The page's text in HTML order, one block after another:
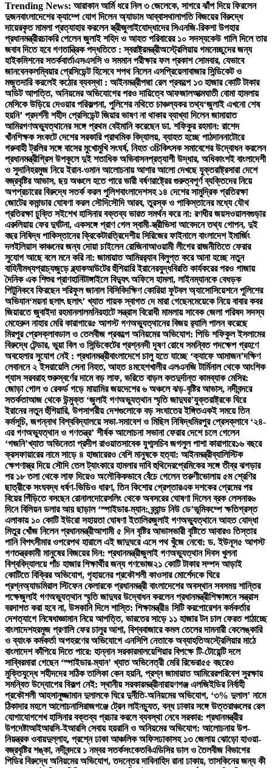
Trending News: আরাকান আর্মি ধরে নিল ৩ জেলেকে, সাগরে ঝাঁপ দিয়ে ফিরলেন
দুজনবাংলাদেশের ক্যাম্পে যোগ দিলেন অ্যাডাম আব্বাসথালাপতি বিজয়ের বিরুদ্ধে
দায়েরকৃত মামলা প্রত্যাহার করলেন স্ত্রীজুলাইযোদ্ধাদের সিএনজি-রিকশা উপহার
প্রধানমন্ত্রীরচাকরি পেলেন জুলাই শহিদ ও আহত পরিবারের ১০ সদস্যকেউ গালি দিলে তার
জবাব দিতে হবে গণতান্ত্রিক পদ্ধতিতে : স্বরাষ্ট্রমন্ত্রীঅস্ট্রেলিয়ায় গমনেচ্ছুদের জন্য
হাইকমিশনের সতর্কবার্তাএসএসসি ও সমমান পরীক্ষার ফল প্রকাশ সোমবার, যেভাবে
জানবেনকলম্বিয়ার প্রেসিডেন্ট হিসেবে শপথ নিলেন এসপ্রিয়েলাবাজার সিন্ডিকেট ও
মজুতদারি করলেই কঠোর ব্যবস্থা : আইনমন্ত্রীপদ্মা রেল প্রকল্পে ১৩ হাজার কোটি টাকার
অডিট আপত্তি, অনিয়মের অভিযোগের পরও দায়িত্বে আফজালআত্মঘাতী বোমা হামলায়
মেসিকে উড়িয়ে দেওয়ার পরিকল্পনা, পুলিশের নথিতে চাঞ্চল্যকর তথ্য‘জুলাই এখনো শেষ
হয়নি’ প্রদর্শনী শহীদ প্রেসিডেন্ট জিয়ার ভাষণ না থাকার ব্যাখ্যা দিলেন জামায়াত
আমিরগণঅভ্যুত্থানের সঙ্গে প্রথম বেইমানি করেছেন ডা. শফিকুর রহমান: রাশেদ
খাঁনশিক্ষক সংকটে দেশের সরকারি প্রাথমিক বিদ্যালয়, ব্যাহত হচ্ছে পাঠদাননাটোরে
গরুবাহী ট্রলির সঙ্গে বাসের মুখোমুখি সংঘর্ষ, নিহত ৩চিকিৎসক সমাবেশের উদ্বোধন করলেন
প্রধানমন্ত্রীগ্রিস উপকূলে দুই শতাধিক অভিবাসনপ্রত্যাশী উদ্ধার, অধিকাংশই বাংলাদেশী
ও সুদানিহরমুজ নিয়ে ইরান-ওমান আলোচনায় আশার আলো দেখছে যুক্তরাষ্ট্রসারা দেশে
বজ্রবৃষ্টির আভাস, ছয় অঞ্চলে হতে পারে ভারী বর্ষণরাষ্ট্রের গুরুত্বপূর্ণ ব্যক্তিদের নিয়ে
অপপ্রচারের বিরুদ্ধে সতর্ক করল পুলিশবাংলাদেশসহ ১৪ দেশের সামুদ্রিক প্রতিরক্ষা
জোটের কমান্ডার ঘোষণা করল সৌদিসৌদি আরব, তুরস্ক ও পাকিস্তানের মধ্যে যৌথ
প্রতিরক্ষা চুক্তি সইশেখ হাসিনার বক্তব্য ভারত সমর্থন করে না: রণধীর জয়সওয়ালবগুড়ার
এরুলিয়ায় ফের দুর্ঘটনা, একসঙ্গে প্রাণ গেল স্বামী-স্ত্রীভিসা আবেদনে তথ্য গোপন, দুই
বছর নিষিদ্ধ পাকিস্তানের ক্রিকেটারত্রিদেশীয় সিরিজের ফাইনালে বাংলাদেশ ইমার্জিং
দলইলিয়াস কাঞ্চনের জন্য দোয়া চাইলেন রোজিনাআওয়ামী লীগের রাজনীতিতে ফেরার
সুযোগ আছে বলে মনে করি না: জামায়াত আমিরর‍্যাব বিলুপ্ত করে আনা হচ্ছে নতুন
বাহিনীমধ্যপ্রাচ্যজুড়ে ব্ল্যাকআউটের হুঁশিয়ারি ইরানেরযুদ্ধবিরতি কার্যকরের পরও গাজায়
দৈনিক এক শিশুর প্রাণহানিটাঙ্গাইলে বিদ্যুৎ অফিসে হামলা, লাইনম্যানকে বেধড়ক
পিটুনিকবে ফিরছেন শরিফুল জানাল বিসিবিদক্ষিণ কোরিয়া ফুটবল অ্যাসোসিয়েশনে পুলিশের
অভিযান‘ময়না ছলাৎ ছলাৎ’ খ্যাত গায়ক স্বাগত দে মারা গেছেনমেয়েকে নিয়ে বাবার কবর
জিয়ারতে জুবাইদা রহমানলালমনিরহাটে সন্ত্রাস বিরোধী মামলায় সাবেক জেলা পরিষদ সদস্য
মেহেরুন নাহার মেরি কারাগারে৫ আগস্ট গণঅভ্যুত্থানের বিজয় র‍্যালি পালন করেছে
মিরপুর প্রেসক্লাবডাল ও তেলবীজ প্রকল্পে অনিয়মের অভিযোগ: পিডি শফিকুল ইসলামের
বিরুদ্ধে টেন্ডার, ভুয়া বিল ও সিন্ডিকেটের প্রশ্ননদী দূষণ রোধে সমন্বিত পদক্ষেপ গ্রহণে
অবহেলার সুযোগ নেই : প্রধানমন্ত্রীবাংলাদেশে চালু হতে যাচ্ছে ‘ক্যাফে আমাজন’দক্ষিণ
লেবাননে ২ ইসরায়েলি সেনা নিহত, আহত ৪মহেশখালীর এলএনজি টার্মিনাল থেকে আংশিক
গ্যাস সরবরাহ শুরুস্বর্ণের দামে বড় লাফ, ভরিতে বাড়ল কতদুর্দান্ত কামব্যাক মেসির:
জোড়া গোল ও রেকর্ড গড়ে মায়ামির জয়দেশের ৬ অঞ্চলে ঝড়-বৃষ্টির আভাস, নদীবন্দরে
সতর্কতাআজ থেকে উন্মুক্ত ‘জুলাই গণঅভ্যুত্থান স্মৃতি জাদুঘর’যুক্তরাষ্ট্রকে ঘিরে
ইরানের নতুন হুঁশিয়ারি, উপসাগরীয় দেশগুলোকে বড় সংঘাতের ইঙ্গিতএকই সময়ে তিন
কর্মসূচি, জগন্নাথ বিশ্ববিদ্যালয়ে সভা-সমাবেশ ও মিছিল নিষিদ্ধমিরপুর প্রেসক্লাবে ‘২৪-
এর গণঅভ্যুত্থান ও গণতন্ত্র’ শীর্ষক আলোচনা সভানা ফেরার দেশে চলে গেলেন
‘গজনি’খ্যাত অভিনেতা প্রদীপ রাওয়াতসাবেক যুগ্মসচিব জগলুল পাশা কারাগারে১৬ বছরে
ক্রসফায়ারের নামে সাড়ে ৪ হাজারেরও বেশি মানুষকে হত্যা: আইনমন্ত্রীব্যালিস্টিক
ক্ষেপণাস্ত্র দিয়ে সৌদি তেল ট্যাংকারে হামলার দাবি হুথিদেরপ্রেমিকের সঙ্গে তীব্র ঝগড়ার
পর ১৮ তলা থেকে লাফ দিয়েও অলৌকিকভাবে বেঁচে গেলেন তরুণীভোলায় ৫ম শ্রেণির
ছাত্রীকে সংঘবদ্ধ ধর্ষণ-ভিডিও ধারণ, তিন কিশোর গ্রেপ্তারএক দশকের প্রেমের পর
বিয়ের পিঁড়িতে বসছেন রোনালদোরেসলিং থেকে অবসরের ঘোষণা দিলেন ব্রক লেসনার৬
দিনে বিলিয়ন ডলার আয় ছাড়াল ‘স্পাইডার-ম্যান: ব্র্যান্ড নিউ ডে’ভূমিকম্পে ক্ষতিগ্রস্ত
এলাকায় ১০ কোটি ইউরো সহায়তা ঘোষণা ইতালিরজুলাই গণঅভ্যুত্থানে আহত যোদ্ধা
মিতুর খোঁজ নিলেন প্রধানমন্ত্রীআগামী ৫ দিন বৃষ্টির আভাসভারী বৃষ্টিতে আবারও তিস্তার
পানি বিপৎসীমার ওপরেপথ হারালে এই জাদুঘরে এসে পথ খুঁজে নেবো: ড. ইউনূস৫ আগস্ট
গণতন্ত্রকামী মানুষের বিজয়ের দিন: প্রধানমন্ত্রীজুলাই গণঅভ্যুত্থান দিবস খুলনা
বিশ্ববিদ্যালয়ে পাঁচ হাজার শিক্ষার্থীর জন্য গণভোজ২১ কোটি টাকার সম্পদ আড়াই
কোটিতে বিক্রির অভিযোগ, গৃহায়নের প্রকৌশলী কাওসার মোর্শেদকে ঘিরে
প্রশ্নঅ্যাডমিরাল স্টিফেন কেলারকে প্রধানমন্ত্রী বাংলাদেশের অবস্থান সবসময় শান্তির
পক্ষেজুলাই গণঅভ্যুত্থান স্মৃতি জাদুঘর উদ্বোধন করলেন প্রধানমন্ত্রীশিক্ষাঙ্গনে সন্ত্রাস
বরদাশত করা হবে না, উসকানি দিলে শাস্তি: শিক্ষামন্ত্রী৪ সিটি করপোরেশন কর্মকর্তার
দেশত্যাগে নিষেধাজ্ঞামান নিয়ে আপত্তি, ভারতের সাড়ে ১১ হাজার টন চাল ফেরত পাঠাচ্ছে
বাংলাদেশহরমুজ প্রণালি ফের চালুর আশা, বিশ্ববাজারে কমল তেলের দামনারী কেলেঙ্কারি
ও ব্যাংক কর্মকর্তা অপহরণের অভিযোগে এনসিপি নেতাকে অব্যাহতিঅস্ট্রেলিয়ার মাঠে
বাংলাদেশ কাঁপিয়ে দিতে পারে: হান্নান সরকারমালয়েশিয়ার বিপক্ষে টি-টোয়েন্টি দলে
সাব্বিরমারা গেছেন ‘স্পাইডার-ম্যান’ খ্যাত অভিনেত্রী মেরি রিভেরা৫৫ বছরেও
মুক্তিযুদ্ধে শহীদদের সঠিক তালিকা কেন হয়নি, প্রশ্ন জামায়াত আমিরেরপরিবেশ সুরক্ষায়
সমন্বিত উদ্যোগের বিকল্প নেই: স্থানীয় সরকারমন্ত্রীনারায়ণগঞ্জ এলজিইডির নির্বাহী
প্রকৌশলী আহসানুজ্জামান দুলালকে ঘিরে দুর্নীতি-অনিয়মের অভিযোগ, ‘৩% দুলাল’ নামে
ঠিকাদার মহলে আলোচনাসিরাজগঞ্জে ট্রেন লাইনচ্যুত, বন্ধ ঢাকার সঙ্গে উত্তরাঞ্চলের রেল
যোগাযোগশেখ হাসিনার বক্তব্য প্রচার করলে ব্যবস্থা নেবে সরকার: প্রধানমন্ত্রীর
উপদেষ্টাআইআরসি-ইআরসি সেবায় হয়রানি ও অনিয়মের অভিযোগ: আলোচনায় উপ-
নিয়ন্ত্রক ওবায়দুল্লাহ, প্রশ্নে ঢাকা আঞ্চলিক অফিসঢাকাসহ ১৩ জেলায় ঝোড়ো হাওয়া-
বজ্রবৃষ্টির শঙ্কা, নদীবন্দরে ১ নম্বর সতর্কসংকেতবিএডিসির ডাল ও তৈলবীজ বিভাগের
পিডির বিরুদ্ধে অনিয়মের অভিযোগ, তদন্তের দাবিনাহিদ রানা ঢাকায়, তাসকিনের জন্য কী